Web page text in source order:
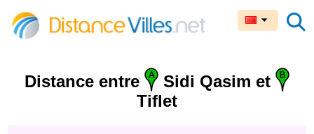
Distance entre
Sidi Qasim et
Tiflet